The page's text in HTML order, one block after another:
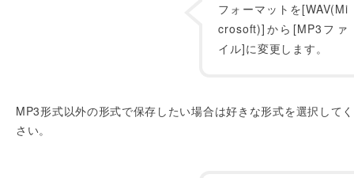
フォーマットを[WAV(Mi
crosoft)]から[MP3ファ
イル]に変更します。
MP3形式以外の形式で保存したい場合は好きな形式を選択して
さい。